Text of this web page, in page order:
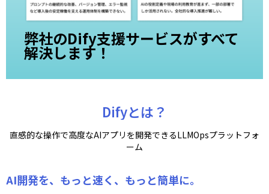
弊社のDify支援サービスがすべて
解決します！
Difyとは？
直感的な操作で高度なAIアプリを開発できるLLMOpsプラットフォ
ーム
AI開発を、もっと速く、もっと簡単に。